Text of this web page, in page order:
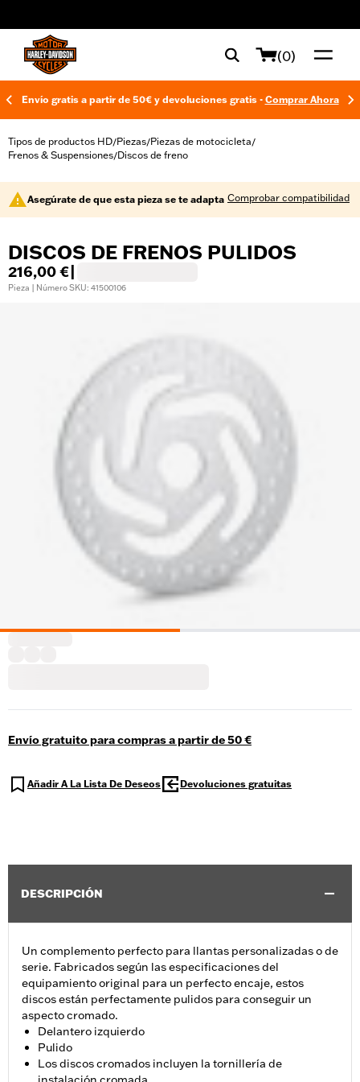
(0)
Envío gratis a partir de 50€ y devoluciones gratis - Comprar Ahora
Tipos de productos HD/Piezas/Piezas de motocicleta/
Frenos & Suspensiones/Discos de freno
Asegúrate de que esta pieza se te adapta Comprobar compatibilidad
DISCOS DE FRENOS PULIDOS
216,00 €
Pieza | Número SKU: 41500106
Envío gratuito para compras a partir de 50 €
Añadir A La Lista De Deseos Devoluciones gratuitas
DESCRIPCIÓN
Un complemento perfecto para llantas personalizadas o de
serie. Fabricados según las especificaciones del
equipamiento original para un perfecto encaje, estos
discos están perfectamente pulidos para conseguir un
aspecto cromado.
Delantero izquierdo
Pulido
Los discos cromados incluyen la tornillería de